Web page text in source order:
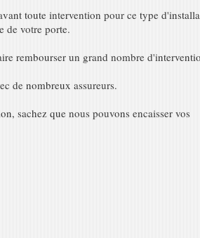
toute intervention pour ce type
de votre porte.
rembourser un grand nombre
de nombreux assureurs.
sachez que nous pouvons encaisser vos